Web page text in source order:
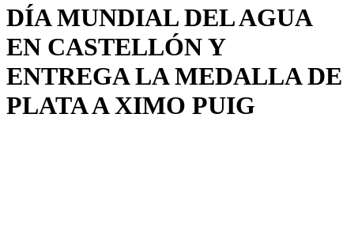
DÍA MUNDIAL DEL AGUA
EN CASTELLÓN Y
ENTREGA LA MEDALLA DE
PLATA A XIMO PUIG